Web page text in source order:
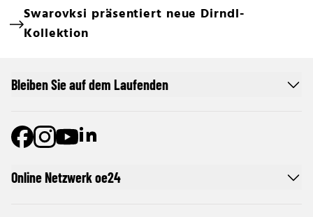
Swarovksi präsentiert neue Dirndl-
Kollektion
Online Netzwerk oe24
Bleiben Sie auf dem Laufenden